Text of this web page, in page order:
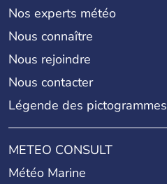
Nos experts météo
Nous connaître
Nous rejoindre
Nous contacter
Légende des pictogrammes
METEO CONSULT
Météo Marine